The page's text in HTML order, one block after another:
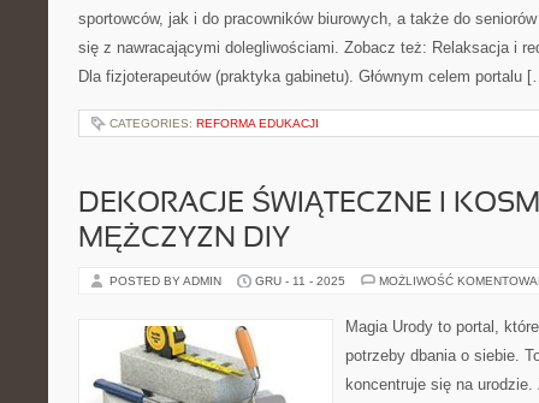
sportowców, jak i do pracowników biurowych, a także do
się z nawracającymi dolegliwościami. Zobacz też: Relaksacja i
Dla fizjoterapeutów (praktyka gabinetu). Głównym celem portalu
CATEGORIES: REFORMA EDUKACJI
DEKORACJE ŚWIĄTECZNE I
MĘŻCZYZN DIY
POSTED BY ADMIN GRU - 11 - 2025 MOŻLIWOŚĆ
Magia Urody to portal,
potrzeby dbania o siebie.
koncentruje się na